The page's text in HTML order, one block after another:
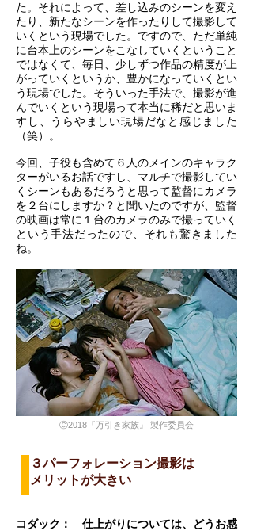
た。それによって、差し込みのシーンを変え
たり、新たなシーンを作ったりして撮影して
いくという現場でした。ですので、ただ単純
に台本上のシーンをこなしていくということ
ではなくて、毎日、少しずつ作品の精度が上
がっていくというか、豊かになっていくとい
う現場でした。そういった手法で、撮影が進
んでいくという現場って本当に稀だと思いま
すし、うらやましい現場だなと感じました
（笑）。
今回、子役も含めて６人のメインのキャラク
ターがいるお話ですし、マルチで撮影してい
くシーンもあるだろうと思って監督にカメラ
を２台にしますか？と聞いたのですが、監督
の映画は常に１台のカメラのみで撮っていく
という手法だったので、それも驚きました
ね。
Ⓒ2018『万引き家族』 製作委員会
３パーフォレーション撮影は
メリットが大きい
コダック： 仕上がりについては、どうお感